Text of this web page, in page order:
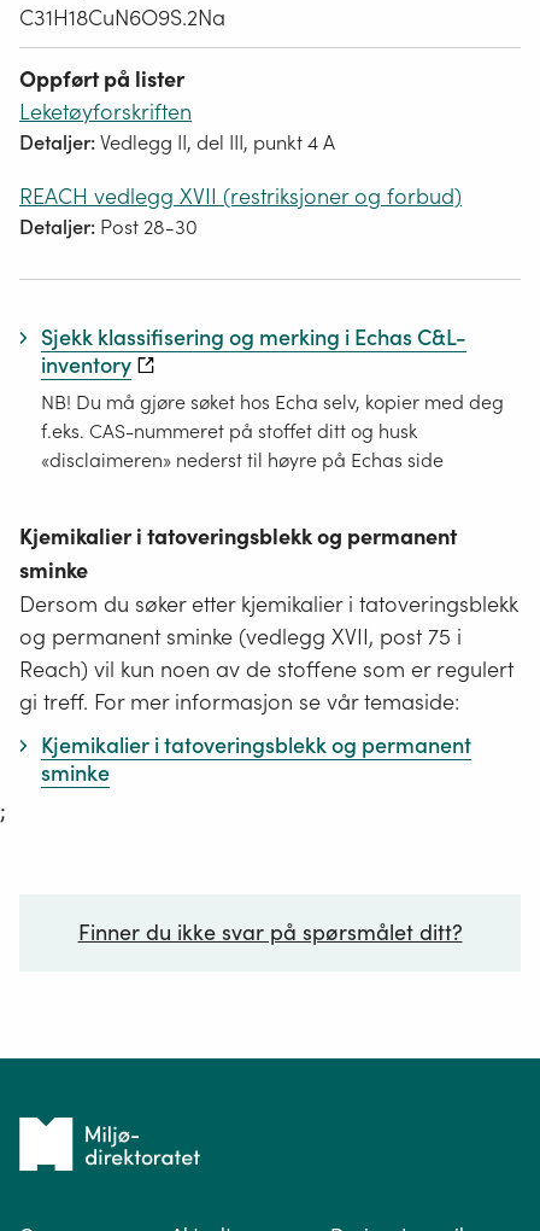
C31H18CuN6O9S.2Na
Oppført på lister
Leketøyforskriften
Detaljer:Vedlegg II, del III, punkt 4 A
REACH vedlegg XVII (restriksjoner og forbud)
Detaljer: Post 28-30
Sjekk klassifisering og merking i Echas C&L-
inventory
NB! Du må gjøre søket hos Echa selv, kopier med deg
f.eks. CAS-nummeret på stoffet ditt og husk
«disclaimeren» nederst til høyre på Echas side
Kjemikalier i tatoveringsblekk og permanent
sminke
Dersom du søker etter kjemikalier i tatoveringsblekk
og permanent sminke (vedlegg XVII, post 75 i
Reach) vil kun noen av de stoffene som er regulert
gi treff. For mer informasjon se vår temaside:
Kjemikalier i tatoveringsblekk og permanent
sminke
;
Finner du ikke svar på spørsmålet ditt?
Tilbake